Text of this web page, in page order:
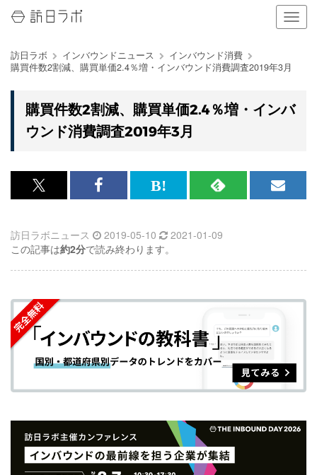
ナ
ビ
ン
の
切
替
訪日ラボ インバウンドニュース
インバウンド消費
購買件数2割減、購買単価2.4％増・インバウンド消費調査2019年3月
購買件数2割減、購買単価2.4％増・インバ
ウンド消費調査2019年3月
x<br>
記
事
シ
ェ
ア
す
る
Facebook<br>
記
事
シ
ェ
ア
す
る
は
な
ブ
ク
マ
ー
ク
に
加
RSS
記
購
読
す
る
メ
録
す
訪日ラボニュース 2019-05-10
2021-01-09
この記事は約2分で読み終わります。